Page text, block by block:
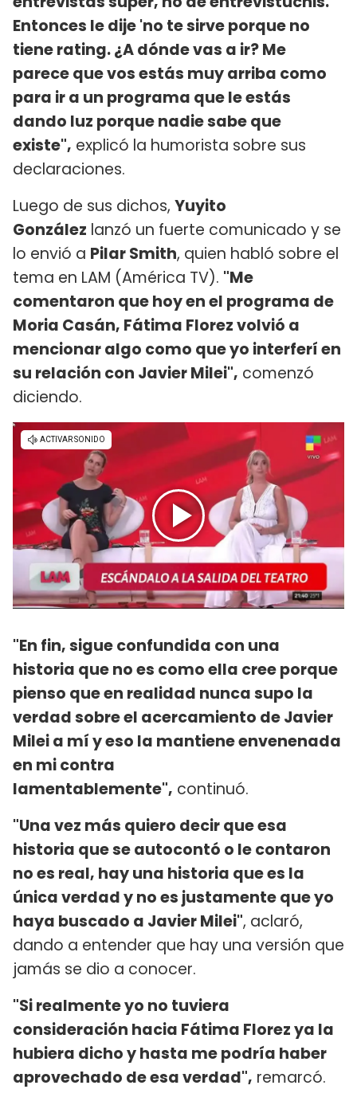
Entonces le dije 'no te sirve porque no
tiene rating. ¿A dónde vas a ir? Me
parece que vos estás muy arriba como
para ir a un programa que le estás
dando luz porque nadie sabe que
existe", explicó la humorista sobre sus
declaraciones.
Luego de sus dichos, Yuyito
González lanzó un fuerte comunicado y se
lo envió a Pilar Smith, quien habló sobre el
tema en LAM (América TV). "Me
comentaron que hoy en el programa de
Moria Casán, Fátima Florez volvió a
mencionar algo como que yo interferí en
su relación con Javier Milei", comenzó
diciendo.
"En fin, sigue confundida con una
historia que no es como ella cree porque
pienso que en realidad nunca supo la
verdad sobre el acercamiento de Javier
Milei a mí y eso la mantiene envenenada
en mi contra
lamentablemente", continuó.
"Una vez más quiero decir que esa
historia que se autocontó o le contaron
no es real, hay una historia que es la
única verdad y no es justamente que yo
haya buscado a Javier Milei", aclaró,
dando a entender que hay una versión que
jamás se dio a conocer.
"Si realmente yo no tuviera
consideración hacia Fátima Florez ya la
hubiera dicho y hasta me podría haber
aprovechado de esa verdad", remarcó.